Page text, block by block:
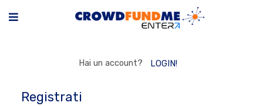
Hai un account? LOGIN!
Registrati